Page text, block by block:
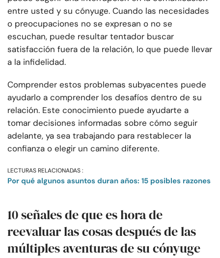
entre usted y su cónyuge. Cuando las necesidades
o preocupaciones no se expresan o no se
escuchan, puede resultar tentador buscar
satisfacción fuera de la relación, lo que puede llevar
a la infidelidad.
Comprender estos problemas subyacentes puede
ayudarlo a comprender los desafíos dentro de su
relación. Este conocimiento puede ayudarte a
tomar decisiones informadas sobre cómo seguir
adelante, ya sea trabajando para restablecer la
confianza o elegir un camino diferente.
LECTURAS RELACIONADAS :
Por qué algunos asuntos duran años: 15 posibles razones
10 señales de que es hora de
reevaluar las cosas después de las
múltiples aventuras de su cónyuge